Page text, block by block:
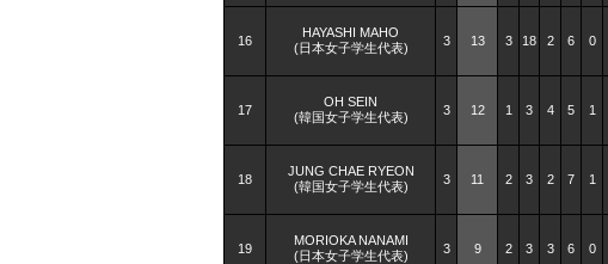
16
HAYASHI MAHO
(日本女子学生代表)
3 13 3 18 2 6 0
17
OH SEIN
(韓国女子学生代表)
3 12 1 3 4 5 1
18
JUNG CHAE RYEON
(韓国女子学生代表)
3 11 2 3 2 7 1
19
MORIOKA NANAMI
(日本女子学生代表)
3 9 2 3 3 6 0